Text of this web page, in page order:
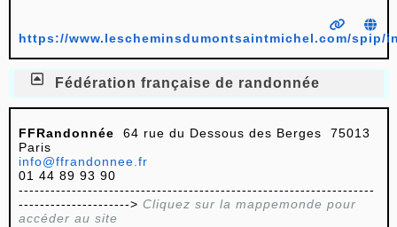
https://www.lescheminsdumontsaintmichel.com/spip/
Fédération française de randonnée
FFRandonnée
64 rue du Dessous des Berges 75013
Paris
info@ffrandonnee.fr
01 44 89 93 90
-------------------------------------------------------------------
---------------------> Cliquez sur la mappemonde pour
accéder au site